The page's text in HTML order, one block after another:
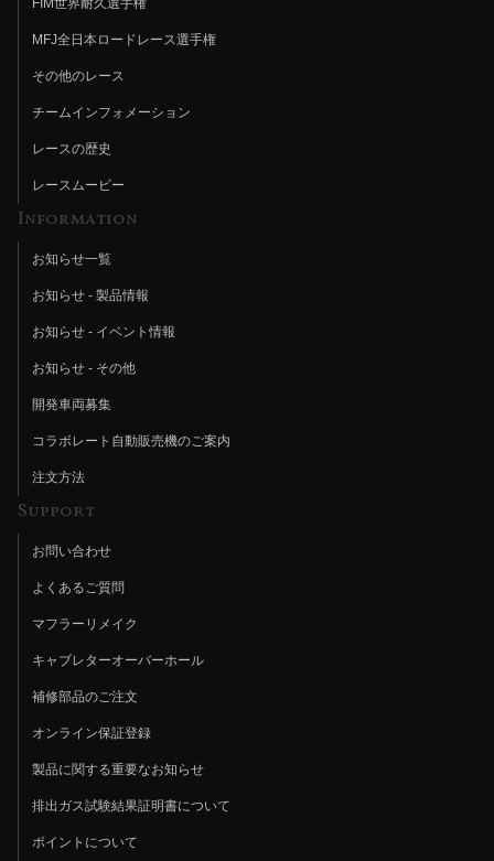
FIM世界耐久選手権
MFJ全日本ロードレース選手権
その他のレース
チームインフォメーション
レースの歴史
レースムービー
Information
お知らせ一覧
お知らせ - 製品情報
お知らせ - イベント情報
お知らせ - その他
開発車両募集
コラボレート自動販売機のご案内
注文方法
Support
お問い合わせ
よくあるご質問
マフラーリメイク
キャブレターオーバーホール
補修部品のご注文
オンライン保証登録
製品に関する重要なお知らせ
排出ガス試験結果証明書について
ポイントについて